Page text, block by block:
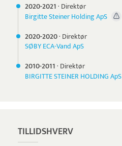
2020-2021· Direktør
Birgitte Steiner Holding ApS
2020-2020· Direktør
SØBY ECA-Vand ApS
2010-2011· Direktør
BIRGITTE STEINER HOLDING ApS
TILLIDSHVERV